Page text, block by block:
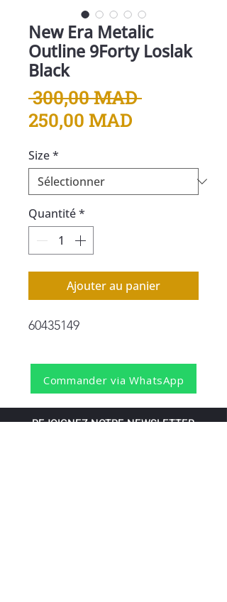
New Era Metalic
Outline 9Forty Loslak
Black
300,00 MAD Prix
250,00 MAD
Size*
Quantité*
Ajouter au panier
60435149
Commander via WhatsApp
REJOIGNEZ NOTRE NEWSLETTER